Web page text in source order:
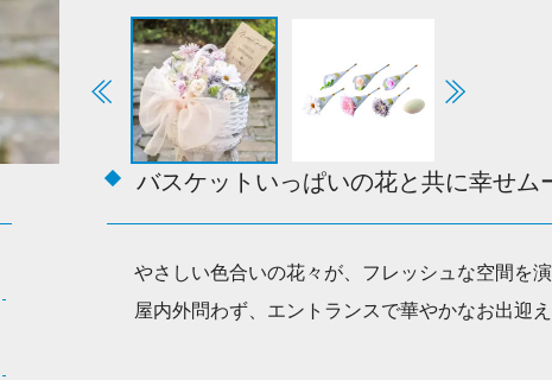
ス
ケ
ッ
ト
3
ッ
個
バスケットいっぱいの花と共に幸せム
やさしい色合いの花々が、フレッシュな空間を演
屋内外問わず、エントランスで華やかなお出迎え